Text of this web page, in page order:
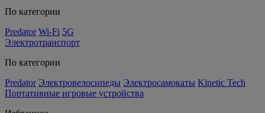
По категории
Predator Wi-Fi 5G
Электротранспорт
По категории
Predator Электровелосипеды Электросамокаты Kinetic Tech
Портативные игровые устройства